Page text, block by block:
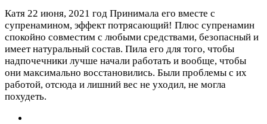
Катя 22 июня, 2021 год Принимала его вместе с
супренамином, эффект потрясающий! Плюс супренамин
спокойно совместим с любыми средствами, безопасный и
имеет натуральный состав. Пила его для того, чтобы
надпочечники лучше начали работать и вообще, чтобы
они максимально восстановились. Были проблемы с их
работой, отсюда и лишний вес не уходил, не могла
похудеть.